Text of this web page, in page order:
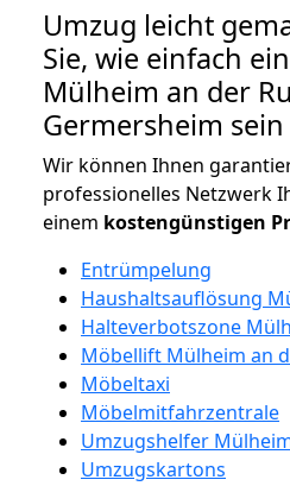
Umzug leicht
Sie, wie einfach
Mülheim an der
Germersheim
Wir können Ihnen
professionelles Netzwerk
einem kostengünstigen
Entrümpelung
Haushaltsauflösung
Halteverbotszone
Möbellift Mülheim an
Möbeltaxi
Möbelmitfahrzentrale
Umzugshelfer
Umzugskartons